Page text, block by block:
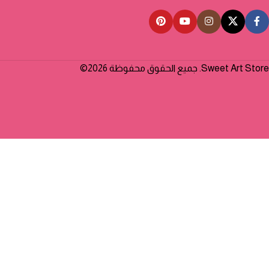
Sweet Art Store. جميع الحقوق محفوظة 2026©